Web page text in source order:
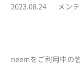
2023.08.24 メン
neemをご利用中の